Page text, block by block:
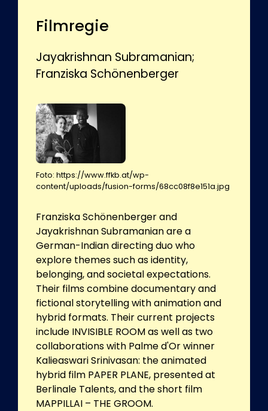
Filmregie
Jayakrishnan Subramanian;
Franziska Schönenberger
Foto: https://www.ffkb.at/wp-
content/uploads/fusion-forms/68cc08f8e151a.jpg
Franziska Schönenberger and
Jayakrishnan Subramanian are a
German-Indian directing duo who
explore themes such as identity,
belonging, and societal expectations.
Their films combine documentary and
fictional storytelling with animation and
hybrid formats. Their current projects
include INVISIBLE ROOM as well as two
collaborations with Palme d'Or winner
Kalieaswari Srinivasan: the animated
hybrid film PAPER PLANE, presented at
Berlinale Talents, and the short film
MAPPILLAI – THE GROOM.